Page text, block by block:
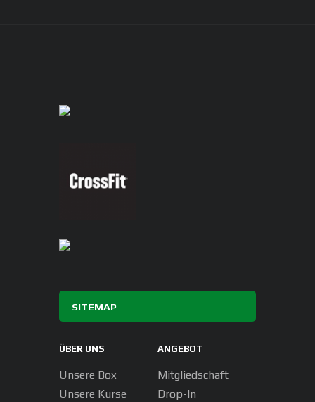
SITEMAP
ÜBER UNS
Unsere Box
Unsere Kurse
ANGEBOT
Mitgliedschaft
Drop-In